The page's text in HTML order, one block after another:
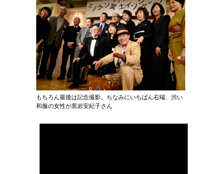
もちろん最後は記念撮影。ちなみにいちばん右端、渋い
和服の女性が黒岩安紀子さん